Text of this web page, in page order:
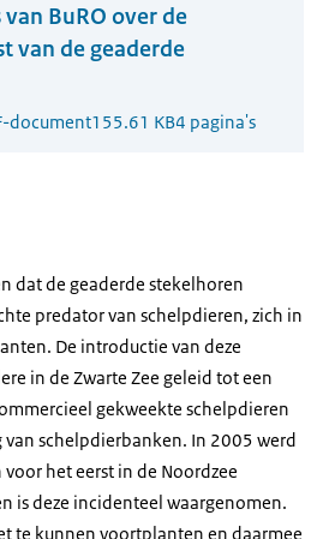
BuRO over de
van de geaderde
document155.61 KB4 pagina's
dat de geaderde stekelhoren
predator van schelpdieren, zich in
De introductie van deze
in de Zwarte Zee geleid tot een
gekweekte schelpdieren
schelpdierbanken. In 2005 werd
het eerst in de Noordzee
is deze incidenteel waargenomen.
te kunnen voortplanten en daarmee